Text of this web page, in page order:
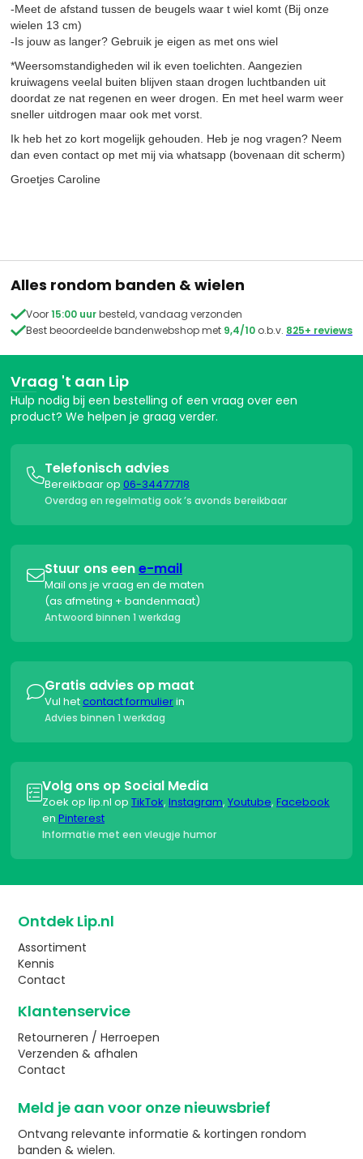
-Meet de afstand tussen de beugels waar t wiel komt (Bij onze
wielen 13 cm)
-Is jouw as langer? Gebruik je eigen as met ons wiel
*Weersomstandigheden wil ik even toelichten. Aangezien
kruiwagens veelal buiten blijven staan drogen luchtbanden uit
doordat ze nat regenen en weer drogen. En met heel warm weer
sneller uitdrogen maar ook met vorst.
Ik heb het zo kort mogelijk gehouden. Heb je nog vragen? Neem
dan even contact op met mij via whatsapp (bovenaan dit scherm)
Groetjes Caroline
Alles rondom banden & wielen
Voor15:00 uurbesteld, vandaag verzonden
Best beoordeelde bandenwebshop met 9,4/10 o.b.v. 825+ reviews
Vraag 't aan Lip
Hulp nodig bij een bestelling of een vraag over een
product? We helpen je graag verder.
Telefonisch advies
Bereikbaar op 06-34477718
Overdag en regelmatig ook ’s avonds bereikbaar
Stuur ons eene-mail
Mail ons je vraag en de maten
(as afmeting + bandenmaat)
Antwoord binnen 1 werkdag
Gratis advies op maat
Vul hetcontact formulierin
Advies binnen 1 werkdag
Volg ons op Social Media
Zoek op lip.nl op TikTok, Instagram, Youtube, Facebook
en Pinterest
Informatie met een vleugje humor
Ontdek Lip.nl
Assortiment
Kennis
Contact
Klantenservice
Retourneren / Herroepen
Verzenden & afhalen
Contact
Meld je aan voor onze nieuwsbrief
Ontvang relevante informatie & kortingen rondom
banden & wielen.